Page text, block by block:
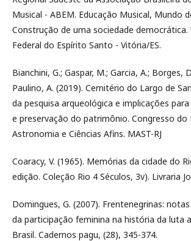
Musical - ABEM. Educação Musical, Mundo
Construção de uma sociedade democrática.
Federal do Espírito Santo - Vitória/ES.
Bianchini, G.; Gaspar, M.; Garcia, A.; Borges,
Paulino, A. (2019). Cemitério do Largo de
da pesquisa arqueológica e implicações
e preservação do patrimônio. Congresso do
Astronomia e Ciências Afins. MAST-RJ
Coaracy, V. (1965). Memórias da cidade do
edição. Coleção Rio 4 Séculos, 3v). Livraria
Domingues, G. (2007). Frentenegrinas:
da participação feminina na história da luta
Brasil. Cadernos pagu, (28), 345-374.